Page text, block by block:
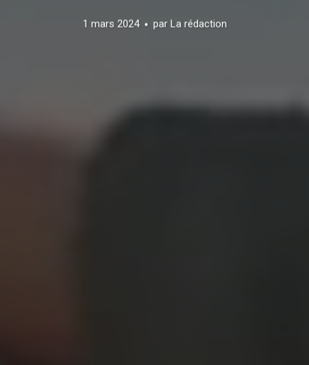
1 mars 2024 par La rédaction